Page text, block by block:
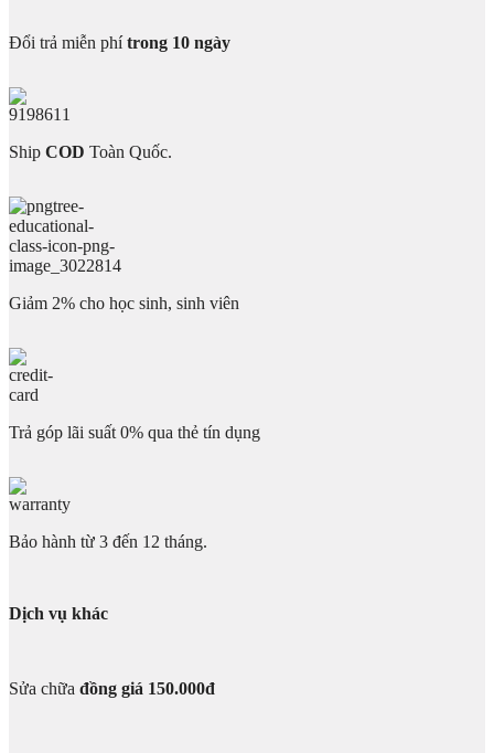
Đổi trả miễn phítrong 10 ngày
Ship COD Toàn Quốc.
Giảm 2% cho học sinh, sinh viên
Trả góp lãi suất 0% qua thẻ tín dụng
Bảo hành từ 3 đến 12 tháng.
Dịch vụ khác
Sửa chữa đồng giá 150.000đ